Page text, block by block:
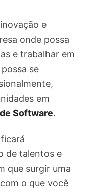
e
onde possa
e trabalhar em
se
em
Software.
de talentos e
que surgir uma
o que você